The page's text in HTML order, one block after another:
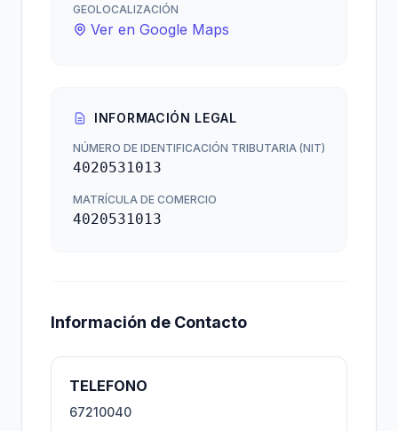
GEOLOCALIZACIÓN
Ver en Google Maps
INFORMACIÓN LEGAL
NÚMERO DE IDENTIFICACIÓN TRIBUTARIA (NIT)
4020531013
MATRÍCULA DE COMERCIO
4020531013
Información de Contacto
TELEFONO
67210040